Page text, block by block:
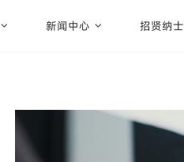
新闻中心 招贤纳士